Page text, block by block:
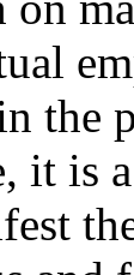
the
it is